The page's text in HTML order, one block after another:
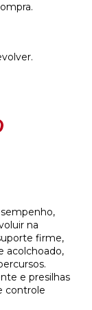
na
firme,
acolchoado,
e presilhas
controle